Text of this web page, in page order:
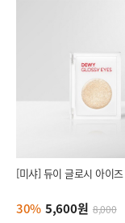
[미샤] 듀이 글로시 아이즈
30% 5,600원 8,000